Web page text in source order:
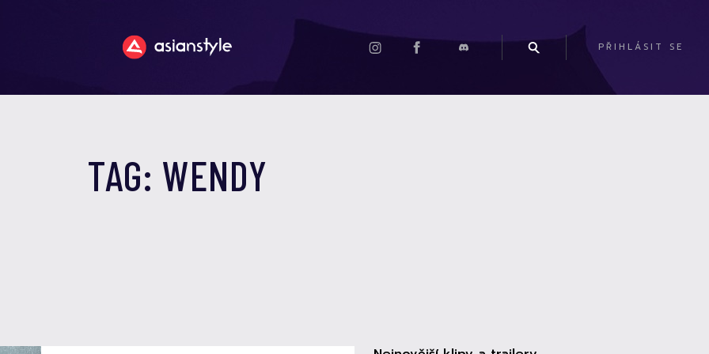
PŘIHLÁSIT SE
TAG: WENDY